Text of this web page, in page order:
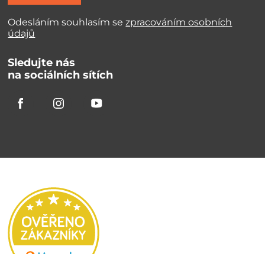
Odesláním souhlasím sezpracováním osobních
údajů
Sledujte nás
na sociálních sítích